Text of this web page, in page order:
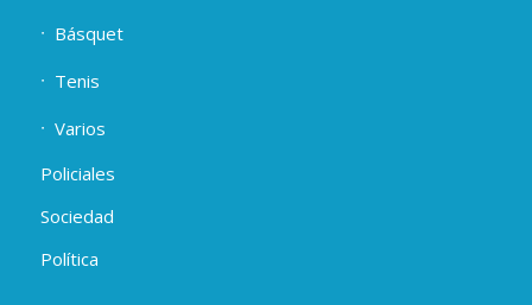
Básquet
Tenis
Varios
Policiales
Sociedad
Política